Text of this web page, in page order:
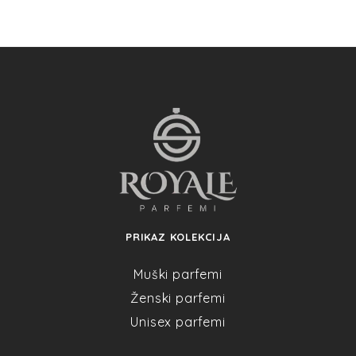
PRIKAZ KOLEKCIJA
Muški parfemi
Ženski parfemi
Unisex parfemi